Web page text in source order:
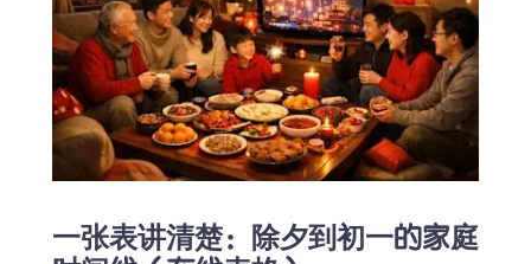
一张表讲清楚：除夕到初一的家庭